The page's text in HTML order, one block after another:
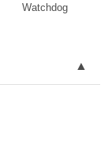
Watchdog